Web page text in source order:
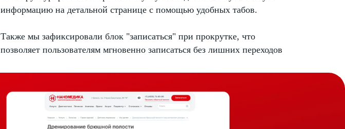
информацию на детальной странице с помощью удобных табов.
Также мы зафиксировали блок "записаться" при прокрутке, что
позволяет пользователям мгновенно записаться без лишних переходов